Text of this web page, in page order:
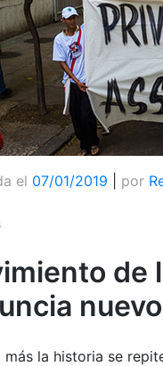
el 07/01/2019 por
de
más la historia se